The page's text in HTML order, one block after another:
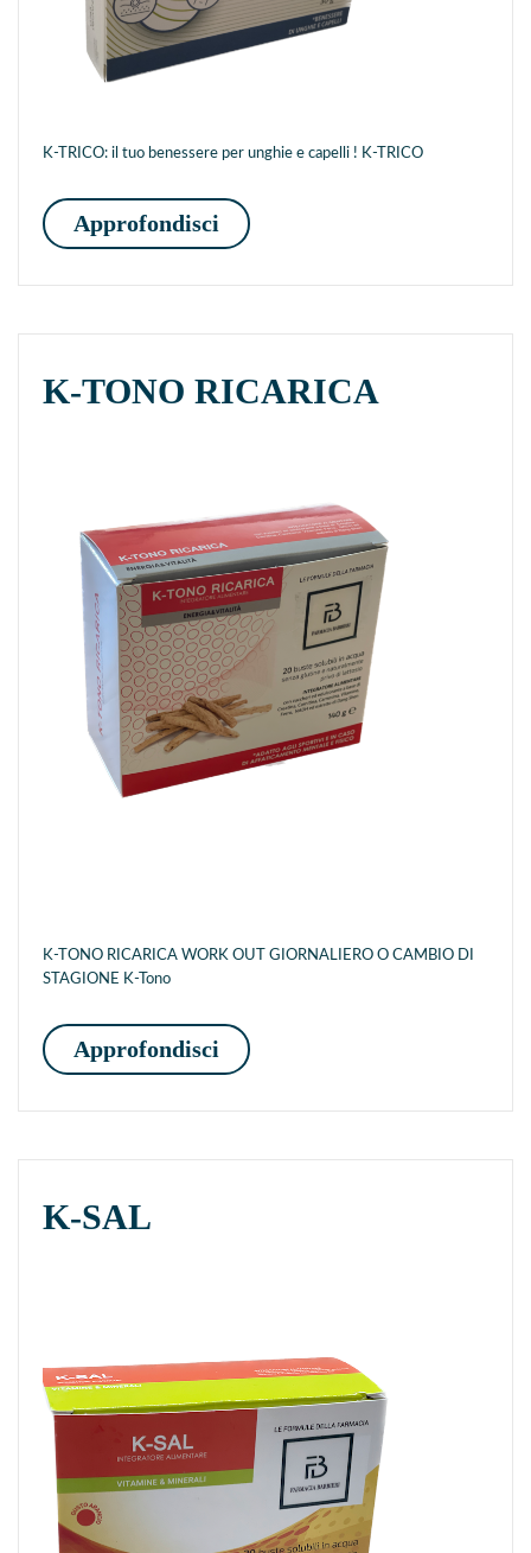
K-TRICO: il tuo benessere per unghie e capelli ! K-TRICO
Approfondisci K-TRICO
K-TONO RICARICA
K-TONO RICARICA WORK OUT GIORNALIERO O CAMBIO DI
STAGIONE K-Tono
Approfondisci K-TONO RICARICA
K-SAL